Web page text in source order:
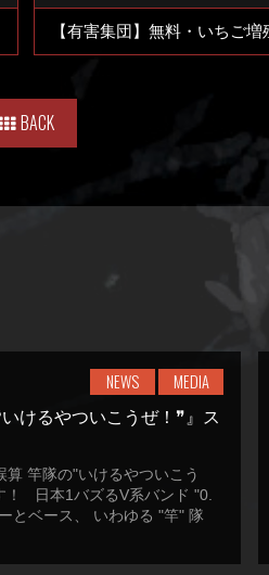
【有害集団】無料・いちご
BACK
NEWS MEDIA
けるやついこうぜ！❞』ス
算 竿隊の"いけるやついこう
！ 日本1バズるV系バンド "0.
とベース、 いわゆる "竿" 隊